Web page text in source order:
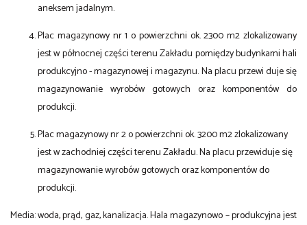
aneksem jadalnym.
Plac magazynowy nr 1 o powierzchni ok. 2300 m2 zlokalizowany
jest w północnej części terenu Zakładu pomiędzy budynkami hali
produkcyjno - magazynowej i magazynu. Na placu przewi duje się
magazynowanie wyrobów gotowych oraz komponentów do
produkcji.
Plac magazynowy nr 2 o powierzchni ok. 3200 m2 zlokalizowany
jest w zachodniej części terenu Zakładu. Na placu przewiduje się
magazynowanie wyrobów gotowych oraz komponentów do
produkcji.
Media: woda, prąd, gaz, kanalizacja. Hala magazynowo – produkcyjna jest